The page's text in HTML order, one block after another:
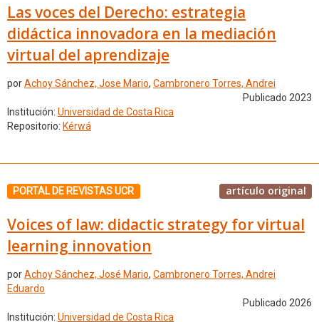
Las voces del Derecho: estrategia
didáctica innovadora en la mediación
virtual del aprendizaje
porAchoy Sánchez, Jose Mario, Cambronero Torres, Andrei
Publicado 2023
Institución: Universidad de Costa Rica
Repositorio: Kérwá
PORTAL DE REVISTAS UCR artículo original
Voices of law: didactic strategy for virtual
learning innovation
porAchoy Sánchez, José Mario, Cambronero Torres, Andrei
Eduardo
Publicado 2026
Institución: Universidad de Costa Rica